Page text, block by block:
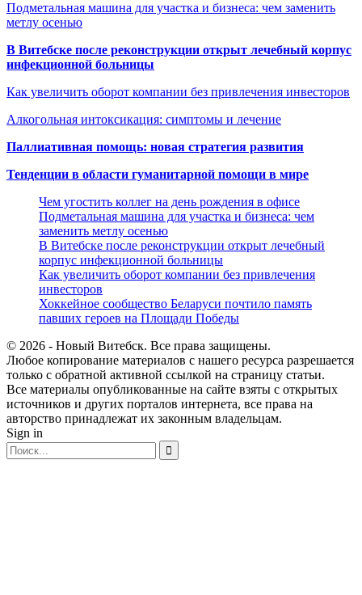
Подметальная машина для участка и бизнеса: чем заменить
метлу осенью
В Витебске после реконструкции открыт лечебный корпус
инфекционной больницы
Как увеличить оборот компании без привлечения инвесторов
Алкогольная интоксикация: симптомы и лечение
Паллиативная помощь: новая стратегия развития
Тенденции в области гуманитарной помощи в мире
Чем угостить коллег на день рождения в офисе
Подметальная машина для участка и бизнеса: чем
заменить метлу осенью
В Витебске после реконструкции открыт лечебный
корпус инфекционной больницы
Как увеличить оборот компании без привлечения
инвесторов
Хоккейное сообщество Беларуси почтило память
павших героев на Площади Победы
© 2026 - Новый Витебск. Все права защищены.
Любое копирование материалов с нашего ресурса разрешается
только с обратной активной ссылкой на страницу статьи.
Все материалы опубликованные на сайте взяты с открытых
источников и других порталов интернета, все права на
авторство принадлежат их законным владельцам.
Sign in